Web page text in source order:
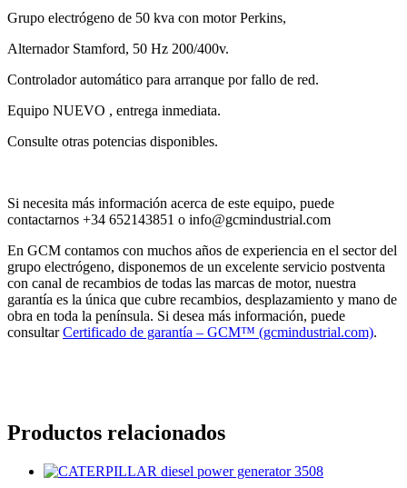
Grupo electrógeno de 50 kva con motor Perkins,
Alternador Stamford, 50 Hz 200/400v.
Controlador automático para arranque por fallo de red.
Equipo NUEVO , entrega inmediata.
Consulte otras potencias disponibles.
Si necesita más información acerca de este equipo, puede
contactarnos +34 652143851 o info@gcmindustrial.com
En GCM contamos con muchos años de experiencia en el sector del
grupo electrógeno, disponemos de un excelente servicio postventa
con canal de recambios de todas las marcas de motor, nuestra
garantía es la única que cubre recambios, desplazamiento y mano de
obra en toda la península. Si desea más información, puede
consultarCertificado de garantía – GCM™ (gcmindustrial.com).
Productos relacionados